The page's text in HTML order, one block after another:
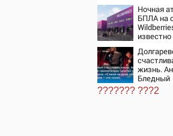
Европе и
Крыму
Ночная
БПЛА на
известно
ударе по
центрам
07/08/
Новости
жизнь.
Бледный
зачитал
??????? ???2